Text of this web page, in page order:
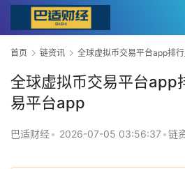
首页 链资讯 全球虚拟币交易平台app排
全球虚拟币交易平台app
易平台app
巴适财经• 2026-07-05 03:56:37 •链